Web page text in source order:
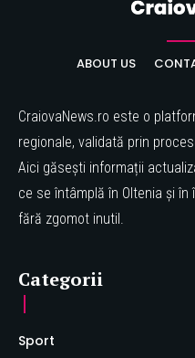
ABOUT US
CraiovaNews.ro este o
regionale, validată prin
Aici găsești informații
ce se întâmplă în Oltenia și
fără zgomot inutil.
Categorii
Sport